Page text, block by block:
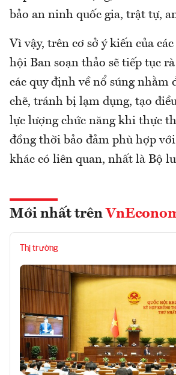
bảo an ninh quốc gia, trật tự,
Vì vậy, trên cơ sở ý kiến của
hội Ban soạn thảo sẽ tiếp tục
các quy định về nổ súng nhằm
chẽ, tránh bị lạm dụng, tạo
lực lượng chức năng khi thực
đồng thời bảo đảm phù hợp
khác có liên quan, nhất là Bộ
Mới nhất trên
Thị trường